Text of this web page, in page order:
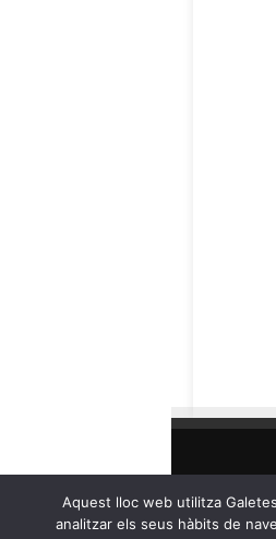
Aquest lloc web utilitza
analitzar els seus hàbits de